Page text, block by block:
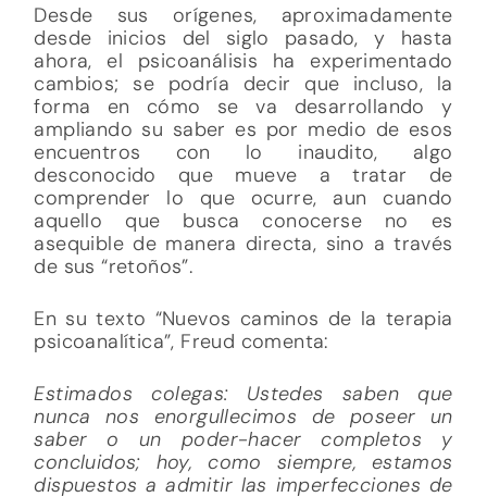
Desde sus orígenes, aproximadamente
desde inicios del siglo pasado, y hasta
ahora, el psicoanálisis ha experimentado
cambios; se podría decir que incluso, la
forma en cómo se va desarrollando y
ampliando su saber es por medio de esos
encuentros con lo inaudito, algo
desconocido que mueve a tratar de
comprender lo que ocurre, aun cuando
aquello que busca conocerse no es
asequible de manera directa, sino a través
de sus “retoños”.
En su texto “Nuevos caminos de la terapia
psicoanalítica”, Freud comenta:
Estimados colegas: Ustedes saben que
nunca nos enorgullecimos de poseer un
saber o un poder-hacer completos y
concluidos; hoy, como siempre, estamos
dispuestos a admitir las imperfecciones de